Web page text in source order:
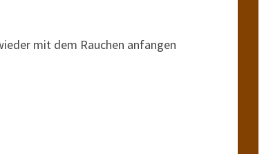
mit dem Rauchen anfangen